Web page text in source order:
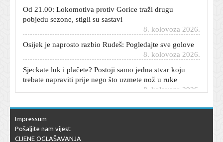
pobjedu sezone, stigli su sastavi
8. kolovoza 2026.
trebate napraviti prije nego što uzmete nož u ruke
8. kolovoza 2026.
finale Svjetskog prvenstva
Sopić nakon teškog poraza od Dinama stigao do važne
Impressum
Pošaljite nam vijest
CIJENE OGLAŠAVANJA